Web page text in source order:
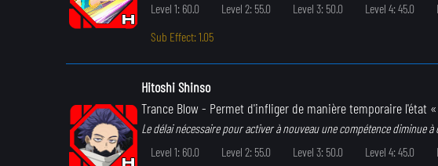
Level 1: 60.0
Level 2: 55.0 Level 3: 50.0 Level 4: 45.0
Sub Effect: 1.05
Hitoshi Shinso
Trance Blow- Permet d'infliger de manière temporaire l'état
Le délai nécessaire pour activer à nouveau une compétence diminue à
Level 1: 60.0
Level 2: 55.0 Level 3: 50.0 Level 4: 45.0